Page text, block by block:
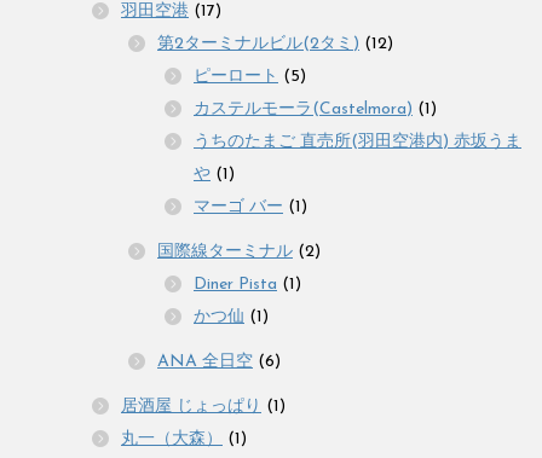
羽田空港 (17)
第2ターミナルビル(2タミ) (12)
ピーロート (5)
カステルモーラ(Castelmora) (1)
うちのたまご 直売所(羽田空港内) 赤坂うま
や (1)
マーゴ バー (1)
国際線ターミナル (2)
Diner Pista (1)
かつ仙 (1)
ANA 全日空 (6)
居酒屋 じょっぱり (1)
丸一（大森）
(1)